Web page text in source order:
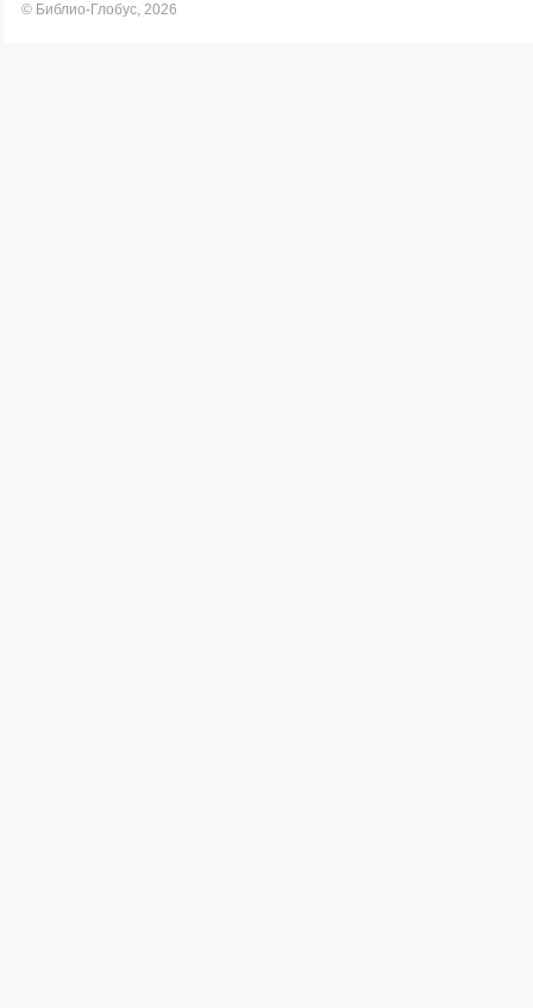
© Библио-Глобус, 2026